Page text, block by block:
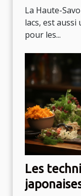
savourer
La Haute-
lacs, est aussi
pour les...
Les